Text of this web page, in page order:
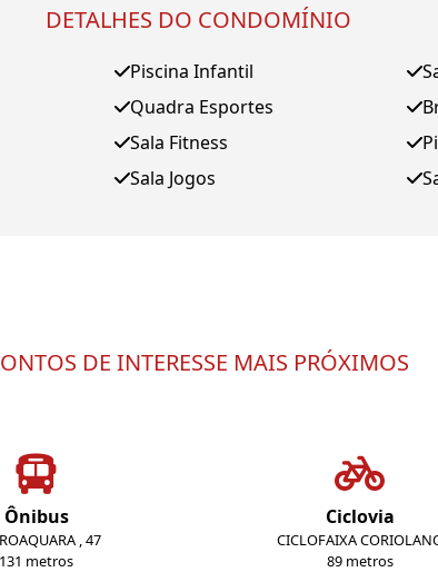
DETALHES DO CONDOMÍNIO
Piscina Infantil
Quadra Esportes
Sala Fitness
Sala Jogos
DE INTERESSE MAIS PRÓXIMOS
Ônibus
, 47
131 metros
Ciclovia
CICLOFAIXA
89 metros